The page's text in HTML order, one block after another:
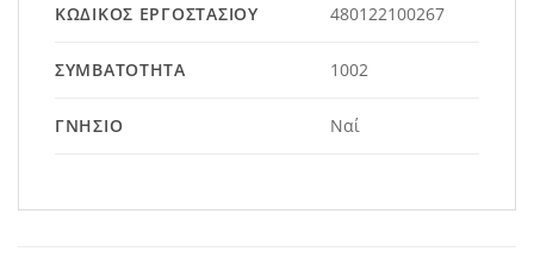
ΚΩΔΙΚΌΣ ΕΡΓΟΣΤΑΣΊΟΥ 480122100267
ΣΥΜΒΑΤΌΤΗΤΑ 1002
ΓΝΉΣΙΟ Ναί